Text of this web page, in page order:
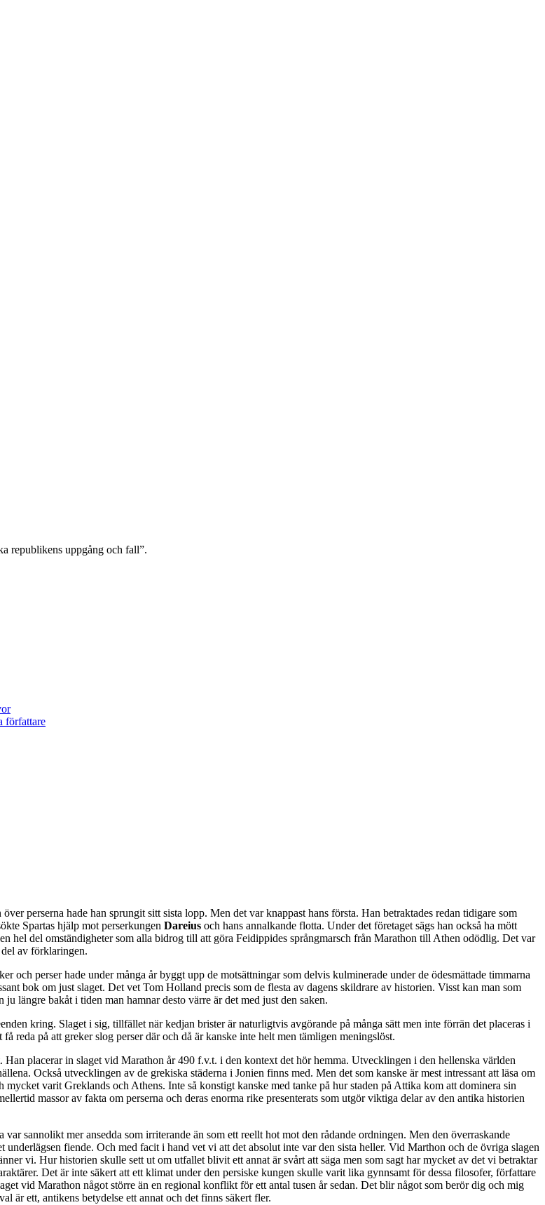
republikens uppgång och fall”.
perserna hade han sprungit sitt sista lopp. Men det var knappast hans första. Han betraktades redan tidigare som
Spartas hjälp mot perserkungen Dareius och hans annalkande flotta. Under det företaget sägs han också ha mött
hel del omständigheter som alla bidrog till att göra Feidippides språngmarsch från Marathon till Athen odödlig. Det var
av förklaringen.
och perser hade under många år byggt upp de motsättningar som delvis kulminerade under de ödesmättade timmarna
bok om just slaget. Det vet Tom Holland precis som de flesta av dagens skildrare av historien. Visst kan man som
längre bakåt i tiden man hamnar desto värre är det med just den saken.
kring. Slaget i sig, tillfället när kedjan brister är naturligtvis avgörande på många sätt men inte förrän det placeras i
reda på att greker slog perser där och då är kanske inte helt men tämligen meningslöst.
placerar in slaget vid Marathon år 490 f.v.t. i den kontext det hör hemma. Utvecklingen i den hellenska världen
Också utvecklingen av de grekiska städerna i Jonien finns med. Men det som kanske är mest intressant att läsa om
varit Greklands och Athens. Inte så konstigt kanske med tanke på hur staden på Attika kom att dominera sin
massor av fakta om perserna och deras enorma rike presenterats som utgör viktiga delar av den antika historien
sannolikt mer ansedda som irriterande än som ett reellt hot mot den rådande ordningen. Men den överraskande
fiende. Och med facit i hand vet vi att det absolut inte var den sista heller. Vid Marthon och de övriga slagen
vi. Hur historien skulle sett ut om utfallet blivit ett annat är svårt att säga men som sagt har mycket av det vi betraktar
Det är inte säkert att ett klimat under den persiske kungen skulle varit lika gynnsamt för dessa filosofer, författare
vid Marathon något större än en regional konflikt för ett antal tusen år sedan. Det blir något som berör dig och mig
är ett, antikens betydelse ett annat och det finns säkert fler.